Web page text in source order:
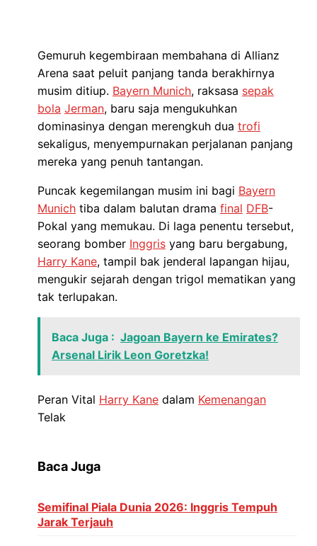
Gemuruh kegembiraan membahana di Allianz
Arena saat peluit panjang tanda berakhirnya
musim ditiup. Bayern Munich, raksasa sepak
bola Jerman, baru saja mengukuhkan
dominasinya dengan merengkuh dua trofi
sekaligus, menyempurnakan perjalanan panjang
mereka yang penuh tantangan.
Puncak kegemilangan musim ini bagi Bayern
Munich tiba dalam balutan drama final DFB-
Pokal yang memukau. Di laga penentu tersebut,
seorang bomber Inggris yang baru bergabung,
Harry Kane, tampil bak jenderal lapangan hijau,
mengukir sejarah dengan trigol mematikan yang
tak terlupakan.
Baca Juga : Jagoan Bayern ke Emirates?
Arsenal Lirik Leon Goretzka!
Peran Vital Harry Kane dalam Kemenangan
Telak
Baca Juga
Semifinal Piala Dunia 2026: Inggris Tempuh
Jarak Terjauh